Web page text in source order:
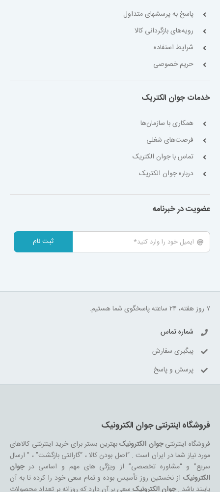
پاسخ به پرسشهای متداول
رویه‌های بازگردانی کالا
شرایط استفاده
حریم خصوصی
خدمات جوان الکتریک
همکاری با سازمان‌ها
فرصت‌های شغلی
تماس با جوان الکتریک
درباره جوان الکتریک
عضویت در خبرنامه
ثبت نام
۷ روز هفته، ۲۴ ساعته پاسخگوی شما هستیم.
شماره تماس
پیگیری سفارش
پرسش و پاسخ
فروشگاه اینترنتی جوان الکترونیک
فروشگاه اینترنتیجوان الکترونیکبهترین بستر برای خرید اینترنتی کالاهای
مورد نیاز شما در ایران است . “اصل بودن کالا ، “گارانتی بازگشت” ، ” ارسال
سریع” و “مشاوره تخصصی” از ویژگی های مهم و اساسی درجوان
الکترونیکاز نخستین روز تأسیس بوده و تمام سعی خود را کرده تا به آن
پایبند باشد .جوان الکترونیکسعی بر آن دارد که روزانه بر تعداد محصولات